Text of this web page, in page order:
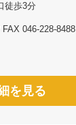
徒歩3分
046-228-8488
を見る